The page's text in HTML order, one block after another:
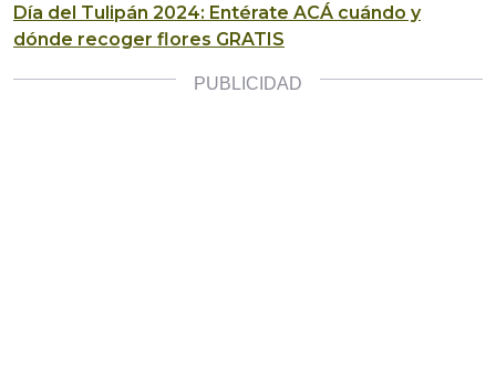
Día del Tulipán 2024: Entérate ACÁ cuándo y
dónde recoger flores GRATIS